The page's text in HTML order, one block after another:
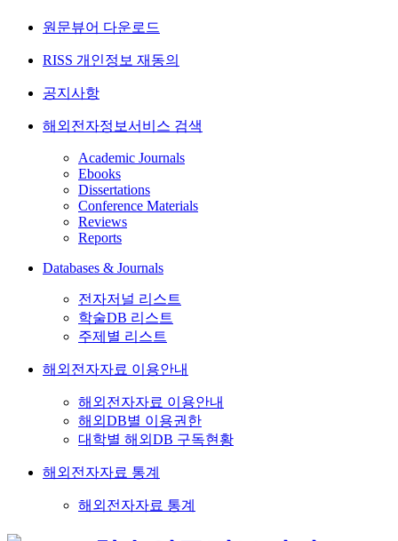
원문뷰어 다운로드
RISS 개인정보 재동의
공지사항
해외전자정보서비스 검색
Academic Journals
Ebooks
Dissertations
Conference Materials
Reviews
Reports
Databases & Journals
전자저널 리스트
학술DB 리스트
주제별 리스트
해외전자자료 이용안내
해외전자자료 이용안내
해외DB별 이용권한
대학별 해외DB 구독현황
해외전자자료 통계
해외전자자료 통계